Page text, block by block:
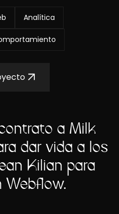
Analítica
a Milk
dar vida a los
Kilian para
Webflow.